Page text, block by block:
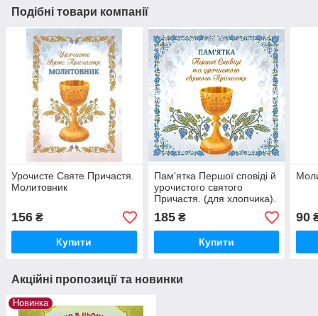
Подібні товари компанії
Урочисте Святе Причастя.
Молитовник
156 ₴
Купити
Пам'ятка Першої сповіді й
урочистого святого
Причастя. (для хлопчика).
Альбом
185₴
Купити
90
Акційні пропозиції та новинки
Новинка